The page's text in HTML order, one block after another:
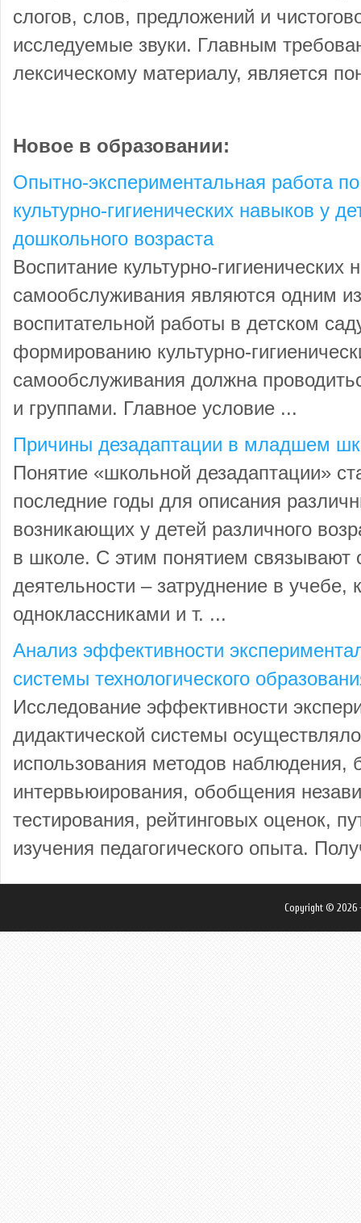
слогов, слов, предложений и
исследуемые звуки. Главным
лексическому материалу, является
Новое в образовании:
Опытно-экспериментальная работа
культурно-гигиенических навыков у
дошкольного возраста
Воспитание культурно-гигиенических
самообслуживания являются одним
воспитательной работы в детском
формированию культурно-
самообслуживания должна
и группами. Главное условие ...
Причины дезадаптации в младшем
Понятие «школьной дезадаптации»
последние годы для описания
возникающих у детей различного
в школе. С этим понятием связывают
деятельности – затруднение в учебе,
одноклассниками и т. ...
Анализ эффективности
системы технологического
Исследование эффективности
дидактической системы
использования методов наблюдения,
интервьюирования, обобщения
тестирования, рейтинговых оценок,
изучения педагогического опыта.
Copyright © 2026